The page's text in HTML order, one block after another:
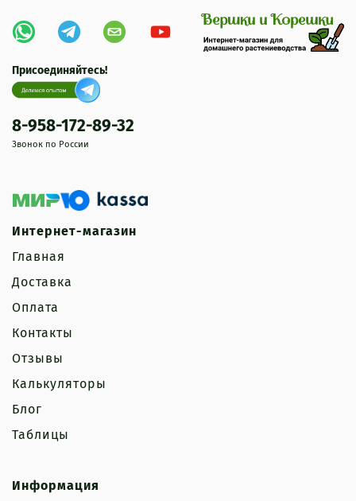
Интернет-магазин
Главная
Доставка
Оплата
Контакты
Отзывы
Калькуляторы
Блог
Таблицы
Информация
Присоединяйтесь!
8-958-172-89-32
Звонок по России